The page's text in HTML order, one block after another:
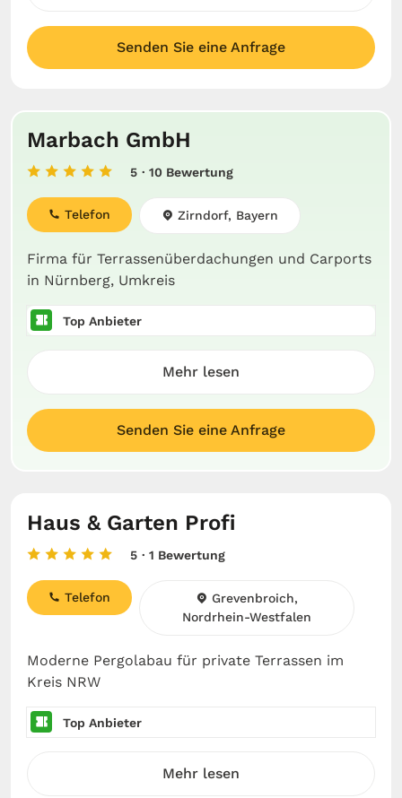
Senden Sie eine Anfrage
Marbach GmbH
5 · 10 Bewertung
Firma für Terrassenüberdachungen und Carports
in Nürnberg, Umkreis
Telefon Zirndorf, Bayern
Top Anbieter
Mehr lesen
Senden Sie eine Anfrage
Haus & Garten Profi
5 · 1 Bewertung
Moderne Pergolabau für private Terrassen im
Kreis NRW
Telefon
Grevenbroich,
Nordrhein-Westfalen
Top Anbieter
Mehr lesen